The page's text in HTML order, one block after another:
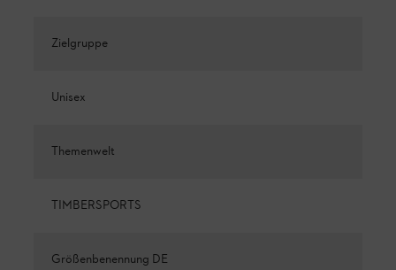
Zielgruppe
Unisex
Themenwelt
TIMBERSPORTS
Größenbenennung DE